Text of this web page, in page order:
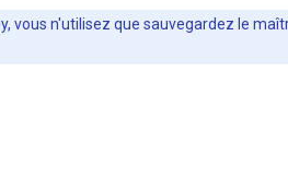
vous n'utilisez que sauvegardez le